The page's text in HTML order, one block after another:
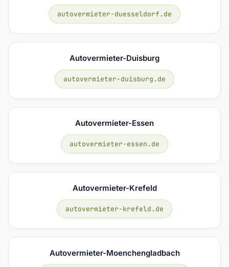
autovermieter-duesseldorf.de
Autovermieter-Duisburg
autovermieter-duisburg.de
Autovermieter-Essen
autovermieter-essen.de
Autovermieter-Krefeld
autovermieter-krefeld.de
Autovermieter-Moenchengladbach